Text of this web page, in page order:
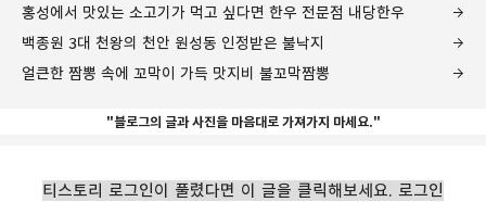
홍성에서 맛있는 소고기가 먹고 싶다면 한우 전문점 내당한우
백종원 3대 천왕의 천안 원성동 인정받은 불낙지
얼큰한 짬뽕 속에 꼬막이 가득 맛지비 불꼬막짬뽕
"블로그의 글과 사진을 마음대로 가져가지 마세요."
티스토리 로그인이 풀렸다면 이 글을 클릭해보세요. 로그인